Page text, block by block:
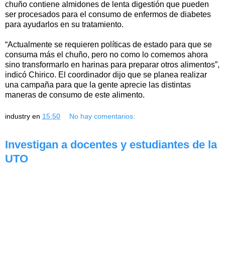
chuño contiene almidones de lenta digestión que pueden
ser procesados para el consumo de enfermos de diabetes
para ayudarlos en su tratamiento.
“Actualmente se requieren políticas de estado para que se
consuma más el chuño, pero no como lo comemos ahora
sino transformarlo en harinas para preparar otros alimentos”,
indicó Chirico. El coordinador dijo que se planea realizar
una campaña para que la gente aprecie las distintas
maneras de consumo de este alimento.
industry en 15:50 No hay comentarios:
Investigan a docentes y estudiantes de la
UTO